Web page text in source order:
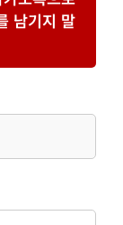
남기지 말